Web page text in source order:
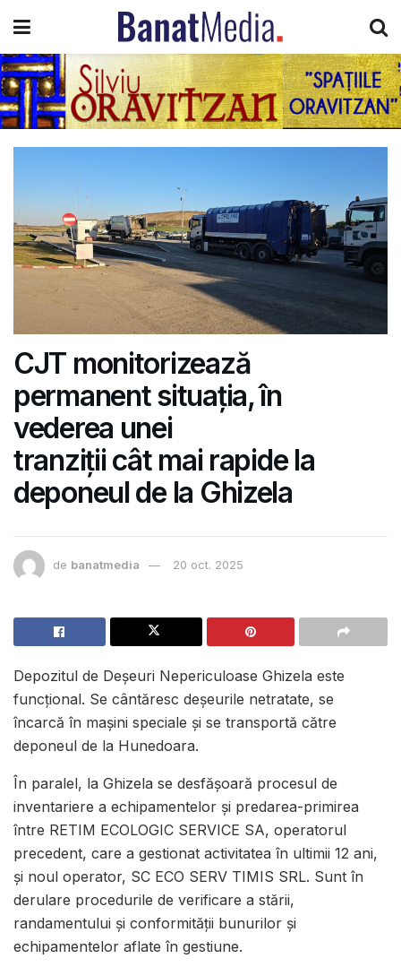
CJT monitorizează
permanent situația, în
vederea unei
tranziții cât mai rapide la
deponeul de la Ghizela
de banatmedia 20 oct. 2025
Depozitul de Deșeuri Nepericuloase Ghizela este
funcțional. Se cântăresc deșeurile netratate, se
încarcă în mașini speciale și se transportă către
deponeul de la Hunedoara.
În paralel, la Ghizela se desfășoară procesul de
inventariere a echipamentelor și predarea-primirea
între RETIM ECOLOGIC SERVICE SA, operatorul
precedent, care a gestionat activitatea în ultimii 12 ani,
și noul operator, SC ECO SERV TIMIS SRL. Sunt în
derulare procedurile de verificare a stării,
randamentului și conformității bunurilor și
echipamentelor aflate în gestiune.